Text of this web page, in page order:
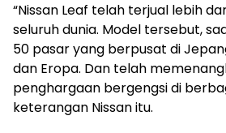
“Nissan Leaf telah terjual lebih
seluruh dunia. Model tersebut,
50 pasar yang berpusat di
dan Eropa. Dan telah
penghargaan bergengsi di
keterangan Nissan itu.